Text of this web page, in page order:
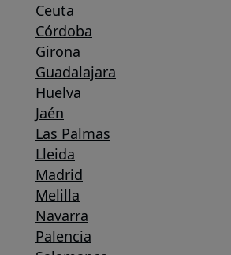
Ceuta
Córdoba
Girona
Guadalajara
Huelva
Jaén
Las Palmas
Lleida
Madrid
Melilla
Navarra
Palencia